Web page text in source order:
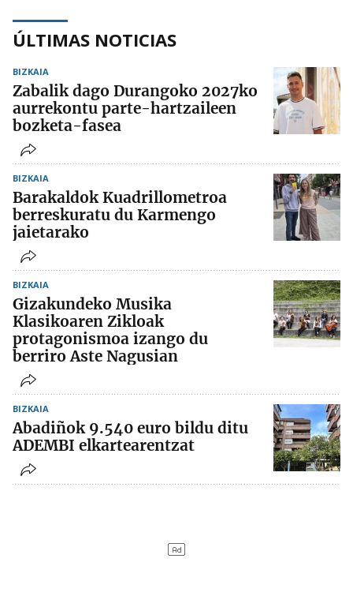
ÚLTIMAS NOTICIAS
BIZKAIA
Zabalik dago Durangoko 2027ko
aurrekontu parte-hartzaileen
bozketa-fasea
BIZKAIA
Barakaldok Kuadrillometroa
berreskuratu du Karmengo
jaietarako
BIZKAIA
Gizakundeko Musika
Klasikoaren Zikloak
protagonismoa izango du
berriro Aste Nagusian
BIZKAIA
Abadiñok 9.540 euro bildu ditu
ADEMBI elkartearentzat